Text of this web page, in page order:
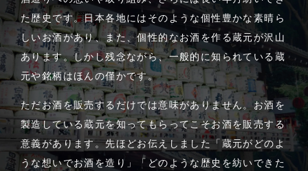
た歴史です。日本各地にはそのような個性豊かな素晴ら
しいお酒があり、また、個性的なお酒を作る蔵元が沢山
あります。しかし残念ながら、一般的に知られている蔵
元や銘柄はほんの僅かです。
ただお酒を販売するだけでは意味がありません。お酒を
製造している蔵元を知ってもらってこそお酒を販売する
意義があります。先ほどお伝えしました「蔵元がどのよ
うな想いでお酒を造り」「どのような歴史を紡いできた